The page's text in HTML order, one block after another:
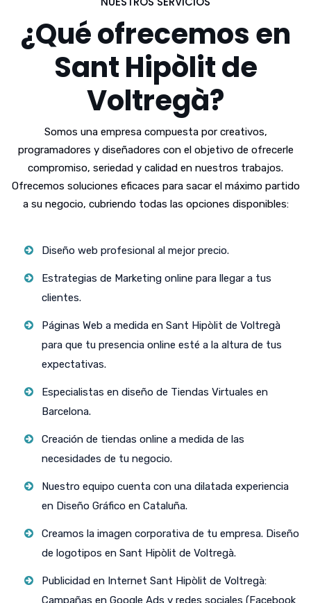
¿Qué ofrecemos en
Sant Hipòlit de
Voltregà?
Somos una empresa compuesta por creativos,
programadores y diseñadores con el objetivo de ofrecerle
compromiso, seriedad y calidad en nuestros trabajos.
Ofrecemos soluciones eficaces para sacar el máximo partido
a su negocio, cubriendo todas las opciones disponibles:
Diseño web profesional al mejor precio.
Estrategias de Marketing online para llegar a tus
clientes.
Páginas Web a medida en Sant Hipòlit de Voltregà
para que tu presencia online esté a la altura de tus
expectativas.
Especialistas en diseño de Tiendas Virtuales en
Barcelona.
Creación de tiendas online a medida de las
necesidades de tu negocio.
Nuestro equipo cuenta con una dilatada experiencia
en Diseño Gráfico en Cataluña.
Creamos la imagen corporativa de tu empresa. Diseño
de logotipos en Sant Hipòlit de Voltregà.
Publicidad en Internet Sant Hipòlit de Voltregà:
Campañas en Google Ads y redes sociales (Facebook